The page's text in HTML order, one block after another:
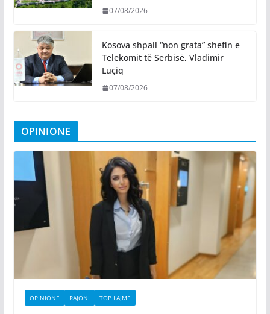
07/08/2026
Kosova shpall “non grata” shefin e
Telekomit të Serbisë, Vladimir
Luçiq
07/08/2026
OPINIONE
OPINIONE RAJONI TOP LAJME